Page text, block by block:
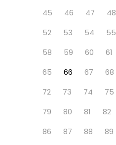
45
46 47 48
52
53 54 55
58
59 60 61
65
66 67 68
72
73 74 75
79
80 81 82
86
87 88 89